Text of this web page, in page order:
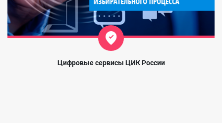
Цифровые сервисы ЦИК России